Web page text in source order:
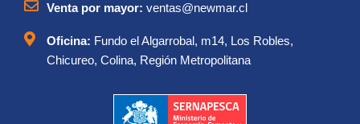
Venta por mayor: ventas@newmar.cl
Oficina: Fundo el Algarrobal, m14, Los Robles,
Chicureo, Colina, Región Metropolitana